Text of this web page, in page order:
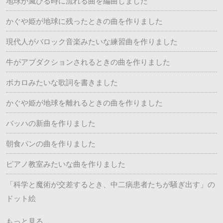
かぐや姫が地球に残ったときの曲を作りました
現代人がバロック音楽みたいな練習曲を作りました
牛がアブダクションされるときの曲を作りました
ボカロみたいな歌詞を書きました
かぐや姫が地球を離れるときの曲を作りました
バッハの新曲を作りました
朝食パンの曲を作りました
ピアノ教室みたいな曲を作りました
「科学と魔術が交差するとき、中二病患者たちが騒ぎ出す」の
ドット絵
もっと見る...